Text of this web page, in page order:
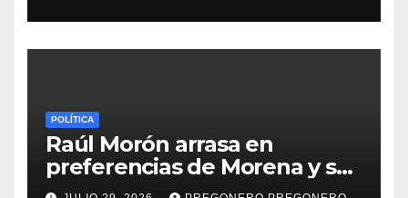
POLÍTICA
Raúl Morón arrasa en
preferencias de Morena y se
perfila hacia la gubernatura